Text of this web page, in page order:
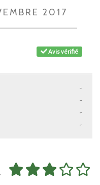
2017
Avis vérifié
-
-
-
-